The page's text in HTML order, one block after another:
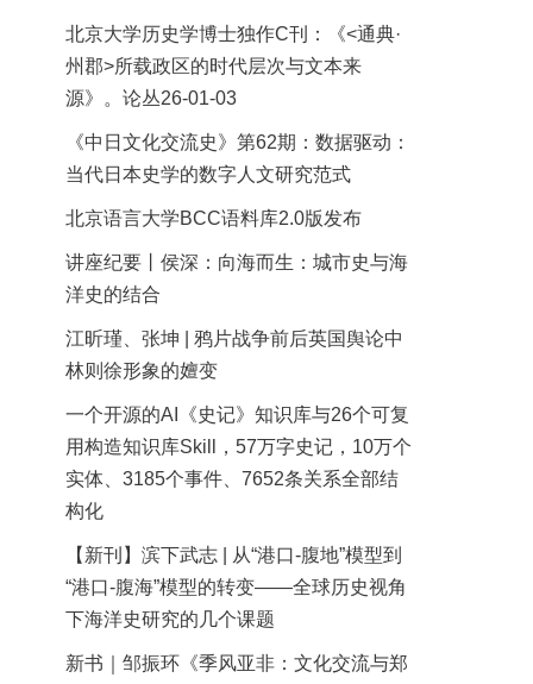
北京大学历史学博士独作C刊：《<通典·
州郡>所载政区的时代层次与文本来
源》。论丛26-01-03
《中日文化交流史》第62期：数据驱动：
当代日本史学的数字人文研究范式
北京语言大学BCC语料库2.0版发布
讲座纪要丨侯深：向海而生：城市史与海
洋史的结合
江昕瑾、张坤 | 鸦片战争前后英国舆论中
林则徐形象的嬗变
一个开源的AI《史记》知识库与26个可复
用构造知识库Skill，57万字史记，10万个
实体、3185个事件、7652条关系全部结
构化
【新刊】滨下武志 | 从“港口-腹地”模型到
“港口-腹海”模型的转变——全球历史视角
下海洋史研究的几个课题
新书｜邹振环《季风亚非：文化交流与郑